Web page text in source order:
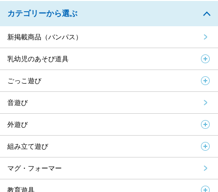
カテゴリーから選ぶ
新掲載商品（バンパス）
乳幼児のあそび道具
ごっこ遊び
音遊び
外遊び
組み立て遊び
マグ・フォーマー
教育遊具